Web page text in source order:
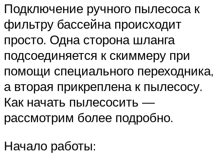
Подключение ручного пылесоса к
фильтру бассейна происходит
просто. Одна сторона шланга
подсоединяется к скиммеру при
помощи специального переходника,
а вторая прикреплена к пылесосу.
Как начать пылесосить —
рассмотрим более подробно.
Начало работы: